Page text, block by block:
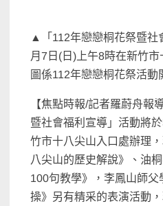
▲「112年戀戀桐花祭暨社
月7日(日)上午8時在新竹市
圖係112年戀戀桐花祭活動
【焦點時報/記者羅蔚舟報
暨社會福利宣導」活動將
竹市十八尖山入口處辦理
八尖山的歷史解說》、油
100句教學》，李鳳山師
操》另有精采的表演活動